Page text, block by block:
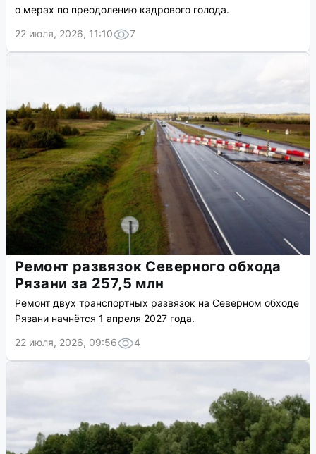
о мерах по преодолению кадрового голода.
22 июля, 2026, 11:10
7
Ремонт развязок Северного обхода
Рязани за 257,5 млн
Ремонт двух транспортных развязок на Северном обходе
Рязани начнётся 1 апреля 2027 года.
22 июля, 2026, 09:56
4